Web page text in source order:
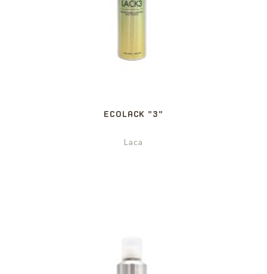
ECOLACK "3"
Laca